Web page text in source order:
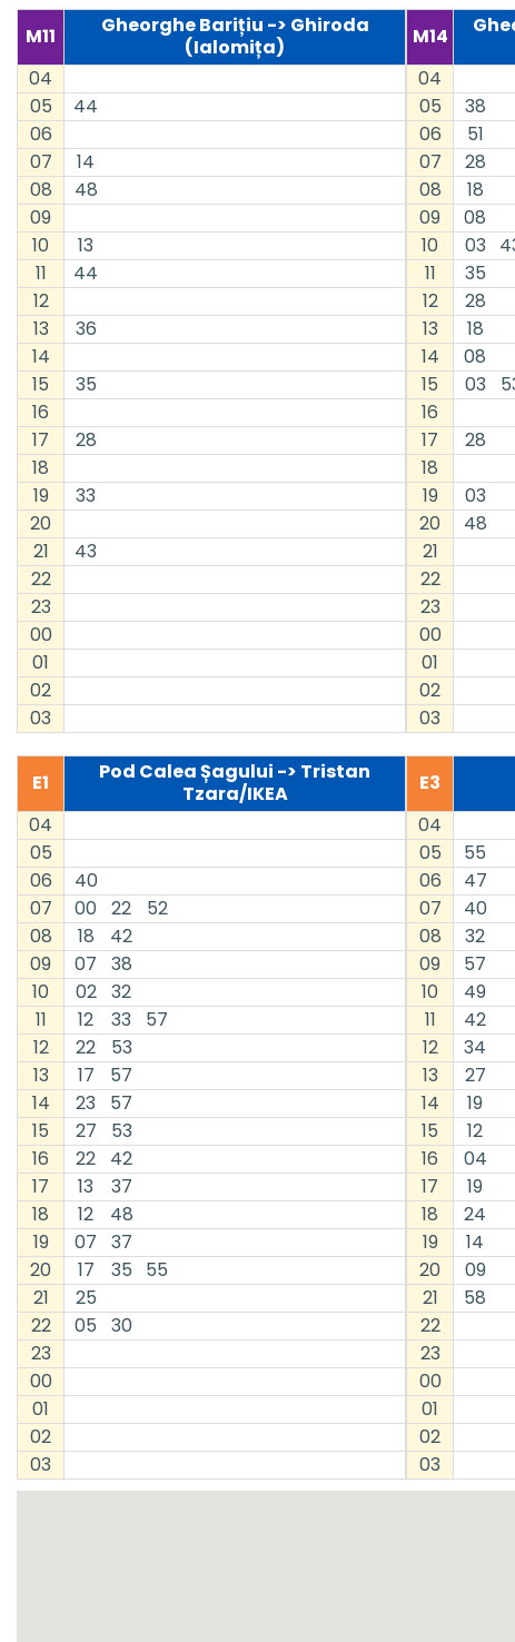
M11
Gheorghe Barițiu -> Ghiroda
(Ialomița)
04
05
44
06
07
14
08
48
09
10
13
11
44
12
13
36
14
15
35
16
17
28
18
19
33
20
21
43
22
23
00
01
02
03
M14
04
05
38
06
51
07
28
08
18
09
08
10
03
11
35
12
28
13
18
14
08
15
03
16
17
28
18
19
03
20
48
21
22
23
00
01
02
03
E1
Pod Calea Șagului -> Tristan
Tzara/IKEA
04
05
06
40
07
00 22
52
08
18
42
09
07
38
10
02 32
11
12 33
57
12
22
53
13
17
57
14
23
57
15
27
53
16
22
42
17
13
37
18
12
48
19
07
37
20
17 35
55
21
25
22
05
30
23
00
01
02
03
E3
04
05
55
06
47
07
40
08
32
09
57
10
49
11
42
12
34
13
27
14
19
15
12
16
04
17
19
18
24
19
14
20
09
21
58
22
23
00
01
02
03